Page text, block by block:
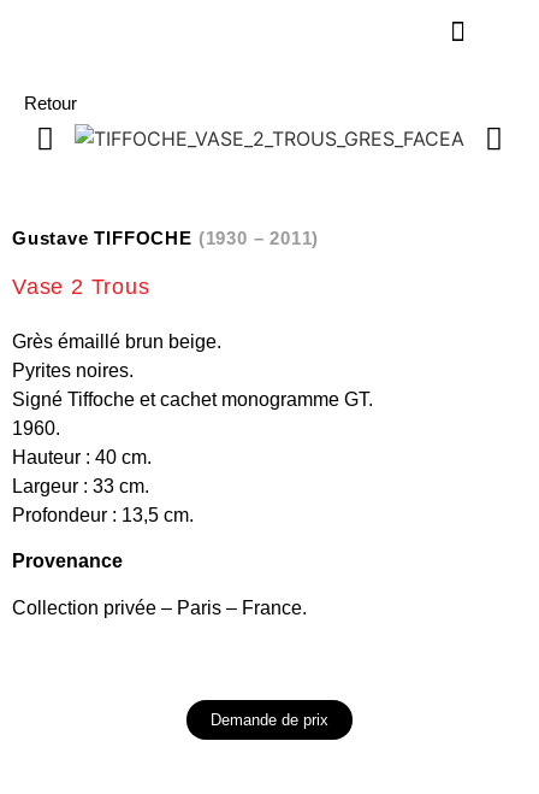
Retour
Gustave TIFFOCHE (1930 – 2011)
Vase 2 Trous
Grès émaillé brun beige.
Pyrites noires.
Signé Tiffoche et cachet monogramme GT.
1960.
Hauteur : 40 cm.
Largeur : 33 cm.
Profondeur : 13,5 cm.
Provenance
Collection privée – Paris – France.
Demande de prix